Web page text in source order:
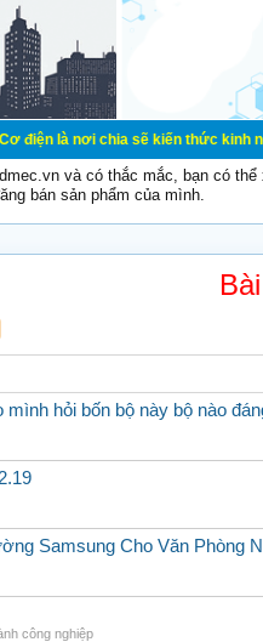
chia sẽ kiến thức kinh nghiệm
và có thắc mắc, bạn có
bán sản phẩm của mình.
mình hỏi bốn bộ này bộ nào
Samsung Cho Văn Phòng
công nghiệp